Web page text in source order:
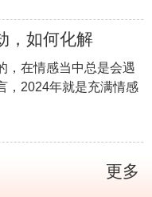
，如何化解
，在情感当中总是会遇
，2024年就是充满情感
更多